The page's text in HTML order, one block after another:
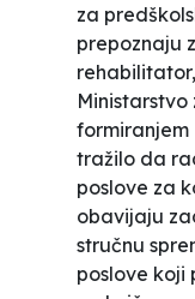
za
prepoznaju
formiranjem
tražilo da
poslove za
obavijaju
stručnu
poslove koji